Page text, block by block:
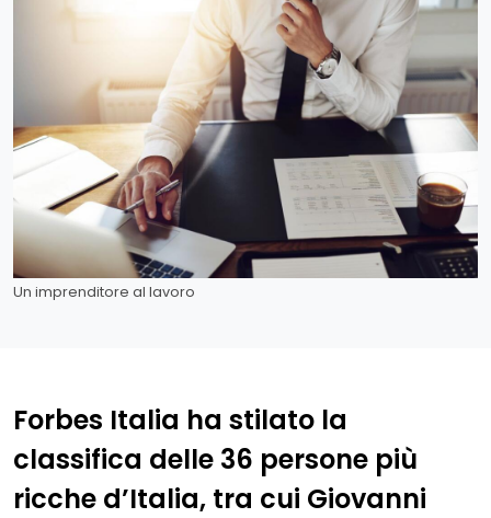
Un imprenditore al lavoro
Forbes Italia ha stilato la
classifica delle 36 persone più
ricche d’Italia, tra cui Giovanni